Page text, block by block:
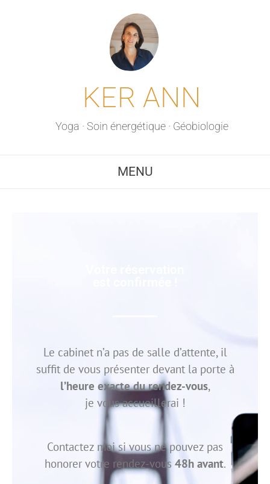
KER ANN
Yoga · Soin énergétique · Géobiologie
MENU
Le cabinet n’a pas de salle d’attente, il
suffit de vous présenter devant la porte à
l’heure exacte du rendez-vous,
je vous accueillerai !
Contactez moi si vous ne pouvez pas
honorer votre rendez-vous 48h avant.